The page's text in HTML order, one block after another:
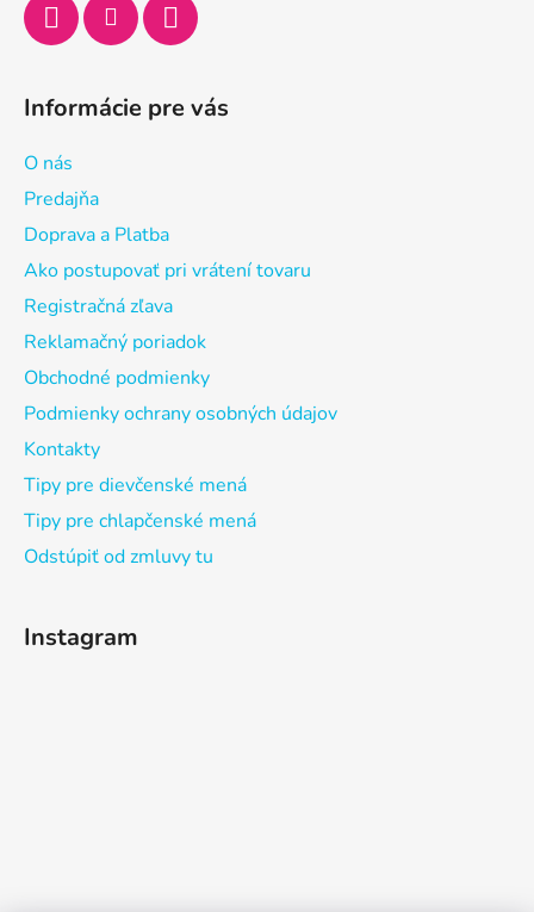
Informácie pre vás
O nás
Predajňa
Doprava a Platba
Ako postupovať pri vrátení tovaru
Registračná zľava
Reklamačný poriadok
Obchodné podmienky
Podmienky ochrany osobných údajov
Kontakty
Tipy pre dievčenské mená
Tipy pre chlapčenské mená
Odstúpiť od zmluvy tu
Instagram